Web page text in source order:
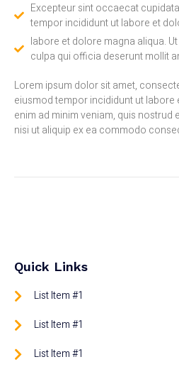
Excepteur sint occaecat
tempor incididunt ut labore et
labore et dolore magna aliqua.
culpa qui officia deserunt mollit
Lorem ipsum dolor sit amet,
eiusmod tempor incididunt ut labore
enim ad minim veniam, quis
nisi ut aliquip ex ea commodo
Quick Links
List Item #1
List Item #1
List Item #1